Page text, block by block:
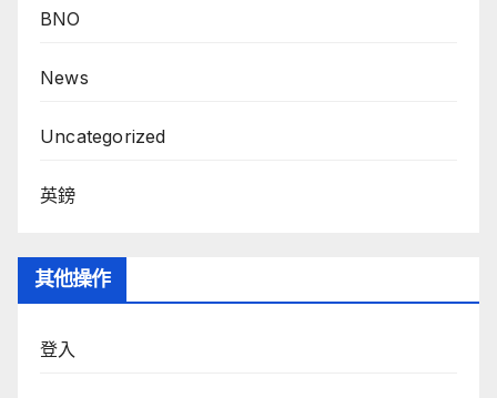
BNO
News
Uncategorized
英鎊
其他操作
登入